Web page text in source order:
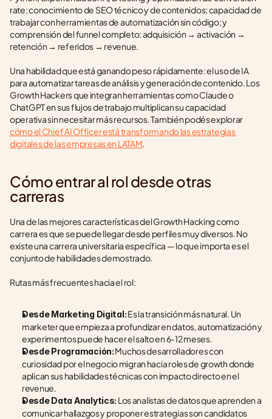
rate; conocimiento de SEO técnico y de contenidos; capacidad de
trabajar con herramientas de automatización sin código; y
comprensión del funnel completo: adquisición → activación →
retención → referidos → revenue.
Una habilidad que está ganando peso rápidamente: el uso de IA
para automatizar tareas de análisis y generación de contenido. Los
Growth Hackers que integran herramientas como Claude o
ChatGPT en sus flujos de trabajo multiplican su capacidad
cómo el Chief AI Officer está transformando las estrategias
digitales de las empresas en LATAM.
Cómo entrar al rol desde otras
carreras
Una de las mejores características del Growth Hacking como
carrera es que se puede llegar desde perfiles muy diversos. No
existe una carrera universitaria específica — lo que importa es el
conjunto de habilidades demostrado.
Rutas más frecuentes hacia el rol:
Desde Marketing Digital: Es la transición más natural. Un
marketer que empieza a profundizar en datos, automatización y
experimentos puede hacer el salto en 6-12 meses.
Desde Programación: Muchos desarrolladores con
curiosidad por el negocio migran hacia roles de growth donde
aplican sus habilidades técnicas con impacto directo en el
revenue.
Desde Data Analytics: Los analistas de datos que aprenden a
comunicar hallazgos y proponer estrategias son candidatos